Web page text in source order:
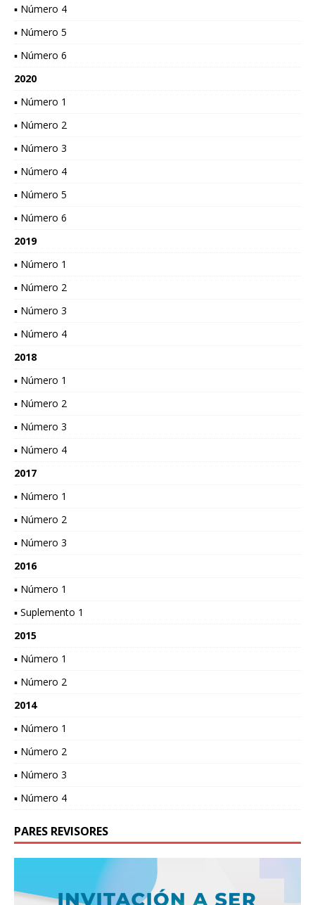
▪ Número 4
▪ Número 5
▪ Número 6
2020
▪ Número 1
▪ Número 2
▪ Número 3
▪ Número 4
▪ Número 5
▪ Número 6
2019
▪ Número 1
▪ Número 2
▪ Número 3
▪ Número 4
2018
▪ Número 1
▪ Número 2
▪ Número 3
▪ Número 4
2017
▪ Número 1
▪ Número 2
▪ Número 3
2016
▪ Número 1
▪ Suplemento 1
2015
▪ Número 1
▪ Número 2
2014
▪ Número 1
▪ Número 2
▪ Número 3
▪ Número 4
PARES REVISORES